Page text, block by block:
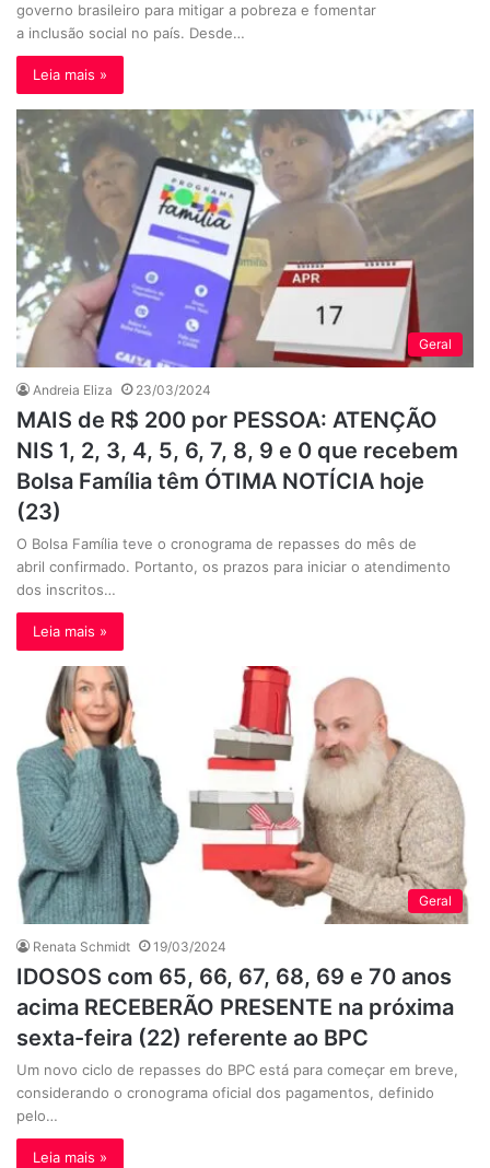
governo brasileiro para mitigar a pobreza e fomentar
a inclusão social no país. Desde…
Leia mais »
Geral
Andreia Eliza 23/03/2024
MAIS de R$ 200 por PESSOA: ATENÇÃO
NIS 1, 2, 3, 4, 5, 6, 7, 8, 9 e 0 que recebem
Bolsa Família têm ÓTIMA NOTÍCIA hoje
(23)
O Bolsa Família teve o cronograma de repasses do mês de
abril confirmado. Portanto, os prazos para iniciar o atendimento
dos inscritos…
Leia mais »
Geral
Renata Schmidt 19/03/2024
IDOSOS com 65, 66, 67, 68, 69 e 70 anos
acima RECEBERÃO PRESENTE na próxima
sexta-feira (22) referente ao BPC
Um novo ciclo de repasses do BPC está para começar em breve,
considerando o cronograma oficial dos pagamentos, definido
pelo…
Leia mais »